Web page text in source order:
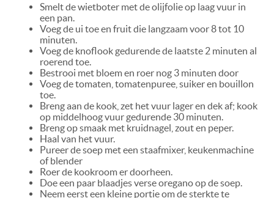
Smelt de wietboter met de olijfolie op laag vuur in
een pan.
Voeg de ui toe en fruit die langzaam voor 8 tot 10
minuten.
Voeg de knoflook gedurende de laatste 2 minuten al
roerend toe.
Bestrooi met bloem en roer nog 3 minuten door
Voeg de tomaten, tomatenpuree, suiker en bouillon
toe.
Breng aan de kook, zet het vuur lager en dek af; kook
op middelhoog vuur gedurende 30 minuten.
Breng op smaak met kruidnagel, zout en peper.
Haal van het vuur.
Pureer de soep met een staafmixer, keukenmachine
of blender
Roer de kookroom er doorheen.
Doe een paar blaadjes verse oregano op de soep.
Neem eerst een kleine portie om de sterkte te